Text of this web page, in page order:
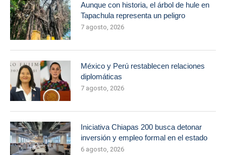
Aunque con historia, el árbol de hule en
Tapachula representa un peligro
7 agosto, 2026
México y Perú restablecen relaciones
diplomáticas
7 agosto, 2026
Iniciativa Chiapas 200 busca detonar
inversión y empleo formal en el estado
6 agosto, 2026